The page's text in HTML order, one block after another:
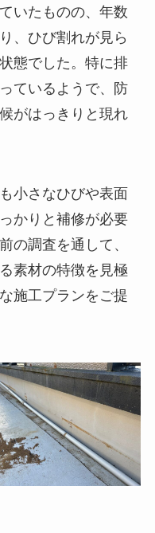
いたものの、年数
、ひび割れが見ら
態でした。特に排
ているようで、防
がはっきりと現れ
小さなひびや表面
かりと補修が必要
の調査を通して、
素材の特徴を見極
施工プランをご提